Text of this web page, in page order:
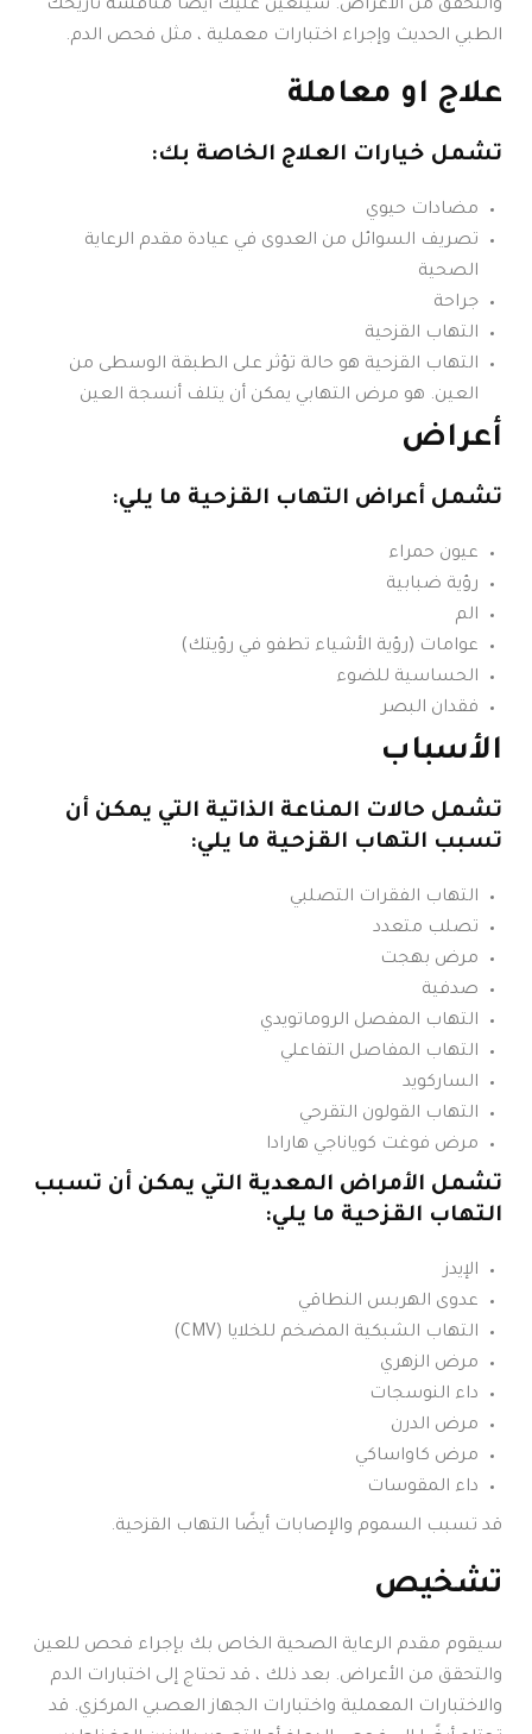
والتحقق من الأعراض. سيتعين عليك أيضًا مناقشة تاريخك
الطبي الحديث وإجراء اختبارات معملية ، مثل فحص الدم.
علاج او معاملة
تشمل خيارات العلاج الخاصة بك:
مضادات حيوي
تصريف السوائل من العدوى في عيادة مقدم الرعاية
الصحية
جراحة
التهاب القزحية
التهاب القزحية هو حالة تؤثر على الطبقة الوسطى من
العين. هو مرض التهابي يمكن أن يتلف أنسجة العين
أعراض
تشمل أعراض التهاب القزحية ما يلي:
عيون حمراء
رؤية ضبابية
الم
عوامات (رؤية الأشياء تطفو في رؤيتك)
الحساسية للضوء
فقدان البصر
الأسباب
تشمل حالات المناعة الذاتية التي يمكن أن
تسبب التهاب القزحية ما يلي:
التهاب الفقرات التصلبي
تصلب متعدد
مرض بهجت
صدفية
التهاب المفصل الروماتويدي
التهاب المفاصل التفاعلي
الساركويد
التهاب القولون التقرحي
مرض فوغت كوياناجي هارادا
تشمل الأمراض المعدية التي يمكن أن تسبب
التهاب القزحية ما يلي:
الإيدز
عدوى الهربس النطاقي
التهاب الشبكية المضخم للخلايا (CMV)
مرض الزهري
داء النوسجات
مرض الدرن
مرض كاواساكي
داء المقوسات
قد تسبب السموم والإصابات أيضًا التهاب القزحية.
تشخيص
سيقوم مقدم الرعاية الصحية الخاص بك بإجراء فحص للعين
والتحقق من الأعراض. بعد ذلك ، قد تحتاج إلى اختبارات الدم
والاختبارات المعملية واختبارات الجهاز العصبي المركزي. قد